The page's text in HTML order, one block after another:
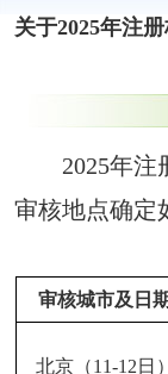
关于2025年注
2025年
审核地点确定
审核城市及日
北京（11-1 2 日